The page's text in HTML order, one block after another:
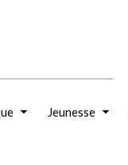
Jeunesse